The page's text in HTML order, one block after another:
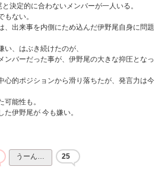
決定的に合わないメンバーが一人いる。
もない。
、出来事を内側にため込んだ伊野尾自身に問題
、はぶき続けたのが、
ンバーだった事が、伊野尾の大きな抑圧となっ
心的ポジションから滑り落ちたが、発言力は今
可能性も。
伊野尾が 今も嫌い。
うーん… 25